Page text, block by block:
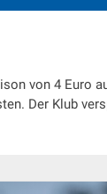
von 4 Euro
Der Klub